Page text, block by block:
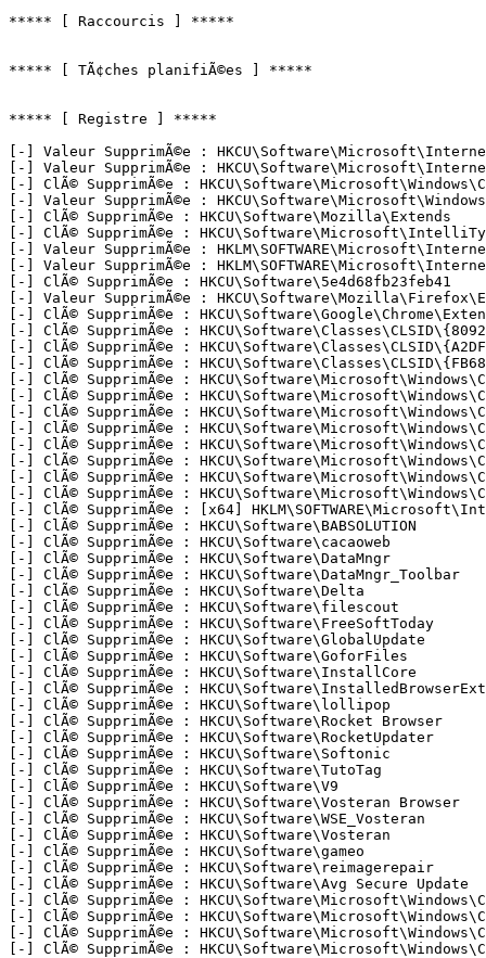
***** [ Raccourcis ] *****
***** [ TÃ¢ches planifiÃ©es ] *****
***** [ Registre ] *****
[-] Valeur SupprimÃ©e :
[-] Valeur SupprimÃ©e :
[-] ClÃ© SupprimÃ©e :
[-] Valeur SupprimÃ©e :
[-] ClÃ© SupprimÃ©e : HKCU\Software\Mozilla\Extends
[-] ClÃ© SupprimÃ©e :
[-] Valeur SupprimÃ©e :
[-] Valeur SupprimÃ©e :
[-] ClÃ© SupprimÃ©e : HKCU\Software\5e4d68fb23feb41
[-] Valeur SupprimÃ©e :
[-] ClÃ© SupprimÃ©e :
[-] ClÃ© SupprimÃ©e :
[-] ClÃ© SupprimÃ©e :
[-] ClÃ© SupprimÃ©e :
[-] ClÃ© SupprimÃ©e :
[-] ClÃ© SupprimÃ©e :
[-] ClÃ© SupprimÃ©e :
[-] ClÃ© SupprimÃ©e :
[-] ClÃ© SupprimÃ©e :
[-] ClÃ© SupprimÃ©e :
[-] ClÃ© SupprimÃ©e :
[-] ClÃ© SupprimÃ©e :
[-] ClÃ© SupprimÃ©e : [x64]
[-] ClÃ© SupprimÃ©e : HKCU\Software\BABSOLUTION
[-] ClÃ© SupprimÃ©e : HKCU\Software\cacaoweb
[-] ClÃ© SupprimÃ©e : HKCU\Software\DataMngr
[-] ClÃ© SupprimÃ©e : HKCU\Software\DataMngr_Toolbar
[-] ClÃ© SupprimÃ©e : HKCU\Software\Delta
[-] ClÃ© SupprimÃ©e : HKCU\Software\filescout
[-] ClÃ© SupprimÃ©e : HKCU\Software\FreeSoftToday
[-] ClÃ© SupprimÃ©e : HKCU\Software\GlobalUpdate
[-] ClÃ© SupprimÃ©e : HKCU\Software\GoforFiles
[-] ClÃ© SupprimÃ©e : HKCU\Software\InstallCore
[-] ClÃ© SupprimÃ©e :
[-] ClÃ© SupprimÃ©e : HKCU\Software\lollipop
[-] ClÃ© SupprimÃ©e : HKCU\Software\Rocket Browser
[-] ClÃ© SupprimÃ©e : HKCU\Software\RocketUpdater
[-] ClÃ© SupprimÃ©e : HKCU\Software\Softonic
[-] ClÃ© SupprimÃ©e : HKCU\Software\TutoTag
[-] ClÃ© SupprimÃ©e : HKCU\Software\V9
[-] ClÃ© SupprimÃ©e : HKCU\Software\Vosteran Browser
[-] ClÃ© SupprimÃ©e : HKCU\Software\WSE_Vosteran
[-] ClÃ© SupprimÃ©e : HKCU\Software\Vosteran
[-] ClÃ© SupprimÃ©e : HKCU\Software\gameo
[-] ClÃ© SupprimÃ©e : HKCU\Software\reimagerepair
[-] ClÃ© SupprimÃ©e : HKCU\Software\Avg Secure Update
[-] ClÃ© SupprimÃ©e :
[-] ClÃ© SupprimÃ©e :
[-] ClÃ© SupprimÃ©e :
[-] ClÃ© SupprimÃ©e :